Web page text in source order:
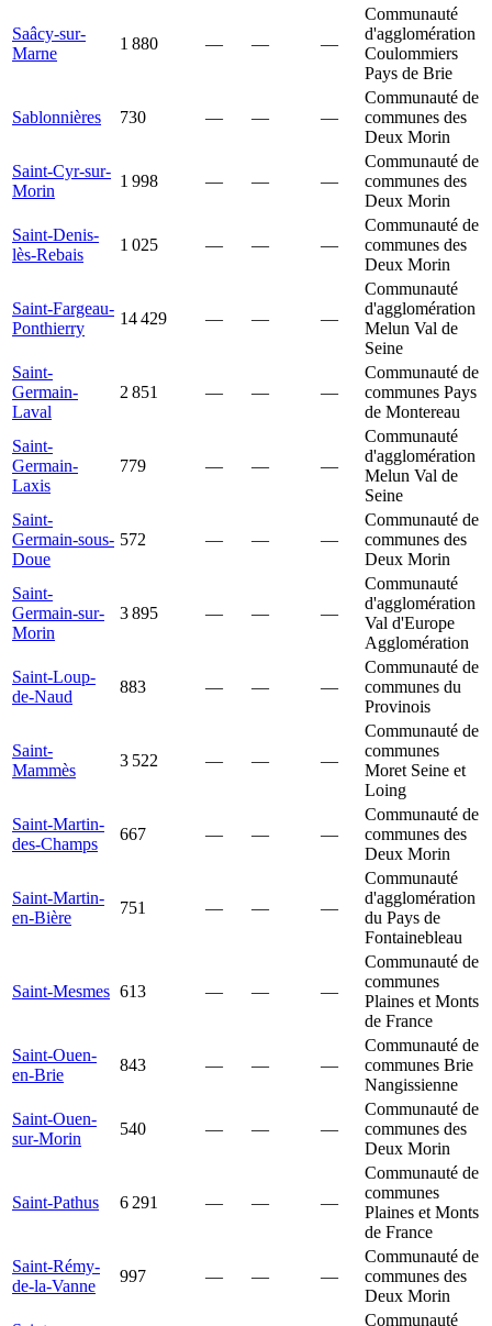
Saâcy-sur-
Marne
1 880 — — —
Communauté
d'agglomération
Coulommiers
Pays de Brie
Sablonnières 730 — — —
Communauté de
communes des
Deux Morin
Saint-Cyr-sur-
Morin
1 998 — — —
Communauté de
communes des
Deux Morin
Saint-Denis-
lès-Rebais
1 025 — — —
Communauté de
communes des
Deux Morin
Saint-Fargeau-
Ponthierry
14 429 — — —
Communauté
d'agglomération
Melun Val de
Seine
Saint-
Germain-
Laval
2 851 — — —
Communauté de
communes Pays
de Montereau
Saint-
Germain-
Laxis
779 — — —
Communauté
d'agglomération
Melun Val de
Seine
Saint-
Germain-sous-
Doue
572 — — —
Communauté de
communes des
Deux Morin
Saint-
Germain-sur-
Morin
3 895 — — —
Communauté
d'agglomération
Val d'Europe
Agglomération
Saint-Loup-
de-Naud
883 — — —
Communauté de
communes du
Provinois
Saint-
Mammès
3 522 — — —
Communauté de
communes
Moret Seine et
Loing
Saint-Martin-
des-Champs
667 — — —
Communauté de
communes des
Deux Morin
Saint-Martin-
en-Bière
751 — — —
Communauté
d'agglomération
du Pays de
Fontainebleau
Saint-Mesmes 613 — — —
Communauté de
communes
Plaines et Monts
de France
Saint-Ouen-
en-Brie
843 — — —
Communauté de
communes Brie
Nangissienne
Saint-Ouen-
sur-Morin
540 — — —
Communauté de
communes des
Deux Morin
Saint-Pathus 6 291 — — —
Communauté de
communes
Plaines et Monts
de France
Saint-Rémy-
de-la-Vanne
997 — — —
Communauté de
communes des
Deux Morin
Communauté